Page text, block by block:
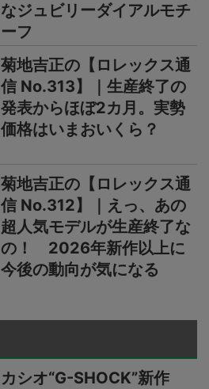
なジュビリーダイアルモチ
ーフ
菊地吉正の【ロレックス通
信 No.313】｜生産終了の
発表からほぼ2カ月。実勢
価格はいまおいくら？
菊地吉正の【ロレックス通
信 No.312】｜えっ、あの
超人気モデルが生産終了な
の！ 2026年新作以上に
今後の動向が気になる
カシオ“G-SHOCK”新作